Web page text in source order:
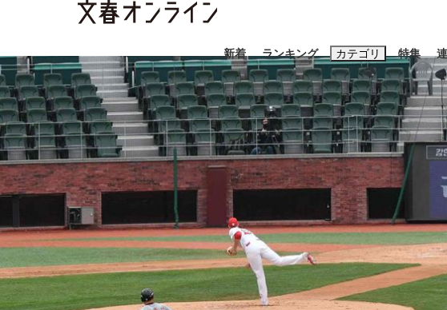
新着 ランキング カテゴリ
スクープ ニュース エン
「90%は失敗する。でも…」本田圭佑が初めて明かした日本代
特集
終戦から81年
おすすめのキーワードタグ
#三山凌輝 #高市
#玉木雄一郎
#亀和田武